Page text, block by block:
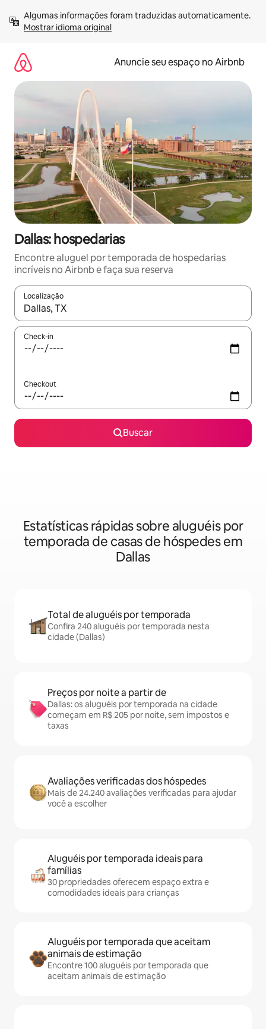
para
Mostrar idioma original
Anuncie seu espaço no Airbnb
Dallas: hospedarias
Encontre aluguel por temporada de hospedarias
incríveis no Airbnb e faça sua reserva
Localização
Quando os resultados estiverem disponíveis, explore-os
Check-in
Checkout
Buscar
Estatísticas rápidas sobre aluguéis por
temporada de casas de hóspedes em
Dallas
Total de aluguéis por temporada
Confira 240 aluguéis por temporada nesta
cidade (Dallas)
Preços por noite a partir de
Dallas: os aluguéis por temporada na cidade
começam em R$ 205 por noite, sem impostos e
taxas
Avaliações verificadas dos hóspedes
Mais de 24.240 avaliações verificadas para ajudar
você a escolher
Aluguéis por temporada ideais para
famílias
30 propriedades oferecem espaço extra e
comodidades ideais para crianças
Aluguéis por temporada que aceitam
animais de estimação
Encontre 100 aluguéis por temporada que
aceitam animais de estimação